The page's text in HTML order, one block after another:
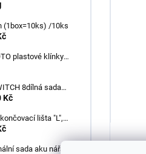
Kluzný trn (1box=10ks) /10ks
plastové klínky
balení 50 ks
8dílná sada
INOX –
Kč
lišta "L",
hliník elox titan, v:
sada aku nářadí